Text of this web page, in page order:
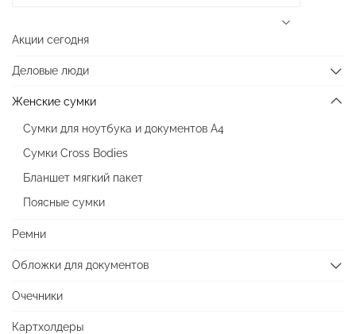
Акции сегодня
Деловые люди
Женские сумки
Сумки для ноутбука и документов А4
Сумки Cross Bodies
Бланшет мягкий пакет
Поясные сумки
Ремни
Обложки для документов
Очечники
Картхолдеры